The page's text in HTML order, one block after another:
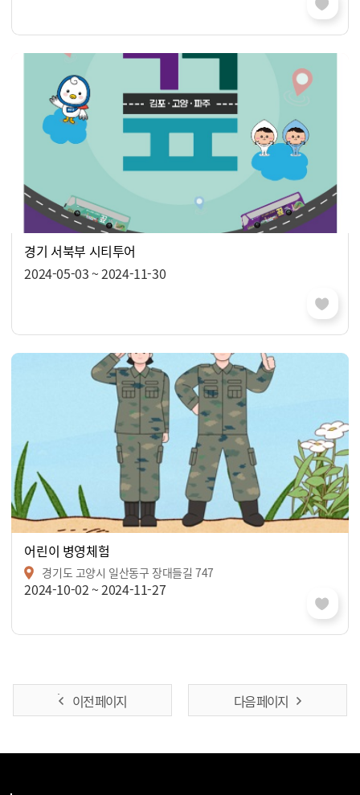
경기 서북부 시티투어
2024-05-03 ~ 2024-11-30
어린이 병영체험
경기도 고양시 일산동구 장대들길 747
2024-10-02 ~ 2024-11-27
이전 페이지 다음 페이지